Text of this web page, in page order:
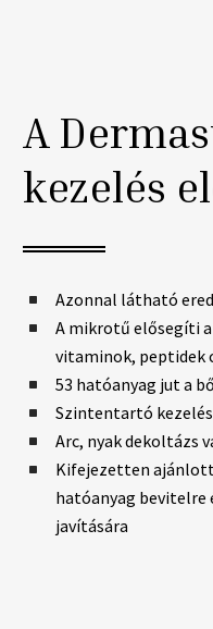
A
kezelés
Azonnal látható
A mikrotű elősegíti
vitaminok, peptidek
53 hatóanyag jut a
Szintentartó
Arc, nyak dekoltázs
Kifejezetten
hatóanyag bevitelre
javítására